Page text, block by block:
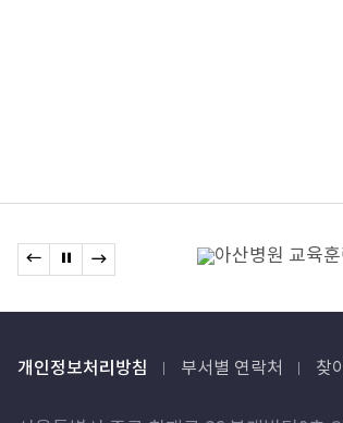
관련기관
이전 배너로 이동
배너 정지다음 배너로 이동
개인정보처리방침 부서별 연락처 찾